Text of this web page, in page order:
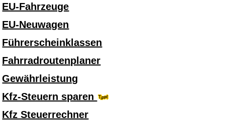
EU-Fahrzeuge
EU-Neuwagen
Führerscheinklassen
Fahrradroutenplaner
Gewährleistung
Kfz-Steuern sparen
Kfz Steuerrechner